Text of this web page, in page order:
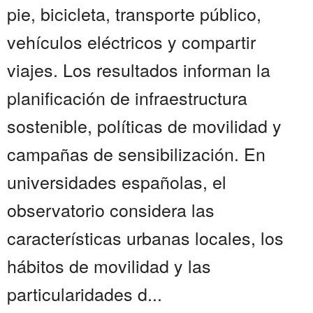
pie, bicicleta, transporte público,
vehículos eléctricos y compartir
viajes. Los resultados informan la
planificación de infraestructura
sostenible, políticas de movilidad y
campañas de sensibilización. En
universidades españolas, el
observatorio considera las
características urbanas locales, los
hábitos de movilidad y las
particularidades d...